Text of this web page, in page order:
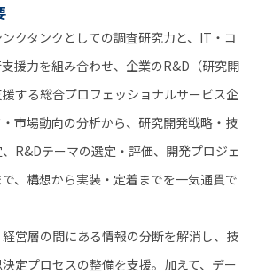
クタンクとしての調査研究力と、IT・コ
援力を組み合わせ、企業のR&D（研究開
する総合プロフェッショナルサービス企
市場動向の分析から、研究開発戦略・技
R&Dテーマの選定・評価、開発プロジェ
、構想から実装・定着までを一気通貫で
営層の間にある情報の分断を解消し、技
定プロセスの整備を支援。加えて、デー